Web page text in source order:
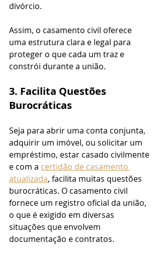
divórcio.
Assim, o casamento civil oferece
uma estrutura clara e legal para
proteger o que cada um traz e
constrói durante a união.
3. Facilita Questões
Burocráticas
Seja para abrir uma conta conjunta,
adquirir um imóvel, ou solicitar um
empréstimo, estar casado civilmente
e com a certidão de casamento
atualizada, facilita muitas questões
burocráticas. O casamento civil
fornece um registro oficial da união,
o que é exigido em diversas
situações que envolvem
documentação e contratos.